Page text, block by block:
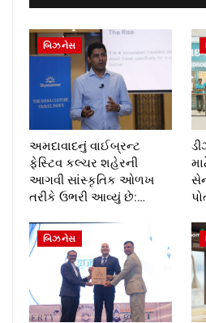
બિઝનેસ
અમદાવાદનું વાઈબ્રન્ટ
ફેસ્ટિવ કલ્ચર શહેરની
આગવી સાંસ્કૃતિક ઓળખ
તરીકે ઉભરી આવ્યું છે:…
બિઝનેસ